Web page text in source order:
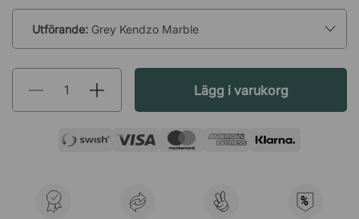
Utförande: Grey Kendzo Marble
Lägg i varukorg
%